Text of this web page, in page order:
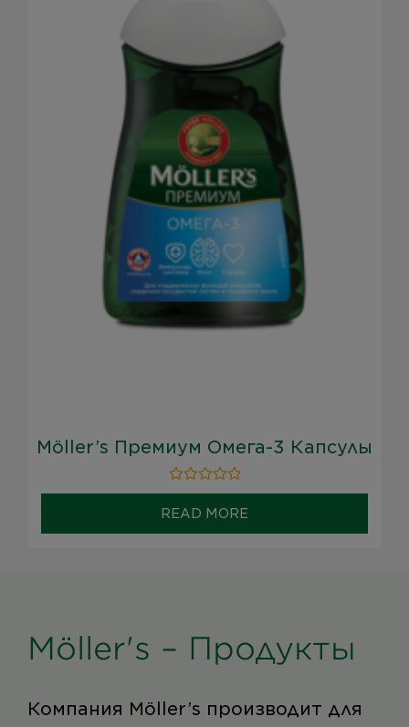
Möller’s Премиум Омега-3 Капсулы
Rated
0
out
of
READ MORE
Möller's – Продукты
Компания Möller’s производит для